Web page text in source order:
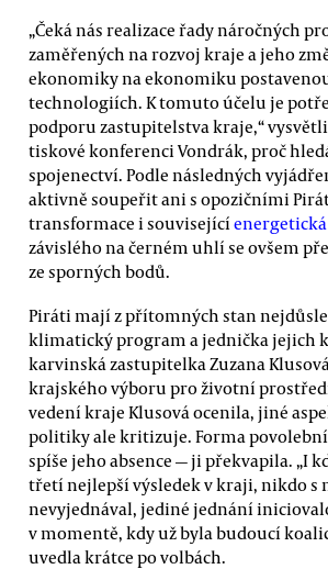
„Čeká nás realizace řady náročných
zaměřených na rozvoj kraje a jeho
ekonomiky na ekonomiku
technologiích. K tomuto účelu je
podporu zastupitelstva kraje,“
tiskové konferenci Vondrák, proč
spojenectví. Podle následných
aktivně soupeřit ani s opozičními
transformace i související
závislého na černém uhlí se ovšem
ze sporných bodů.
Piráti mají z přítomných stan
klimatický program a jednička jejich
karvinská zastupitelka Zuzana
krajského výboru pro životní
vedení kraje Klusová ocenila, jiné
politiky ale kritizuje. Forma
spíše jeho absence — ji překvapila. „I
třetí nejlepší výsledek v kraji, nikdo s
nevyjednával, jediné jednání
v momentě, kdy už byla budoucí
uvedla krátce po volbách.